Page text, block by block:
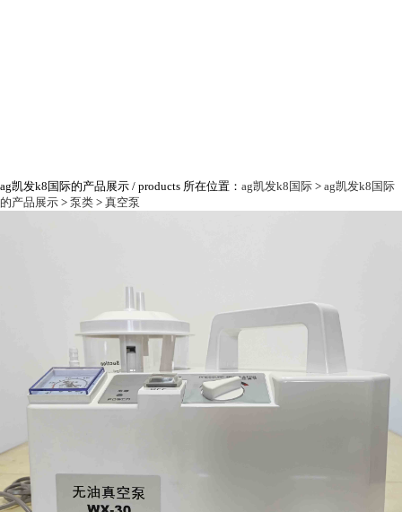
ag凯发k8国际的产品展示 / products 所在位置： ag凯发k8国际 > ag凯发k8国际
的产品展示 > 泵类 > 真空泵